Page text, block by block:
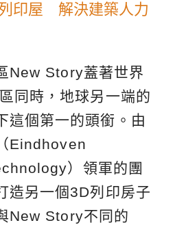
印屋 解決建築人力
New Story蓋著世界
同時，地球另一端的
這個第一的頭銜。由
Eindhoven
）領軍的團
造另一個3D列印房子
New Story不同的